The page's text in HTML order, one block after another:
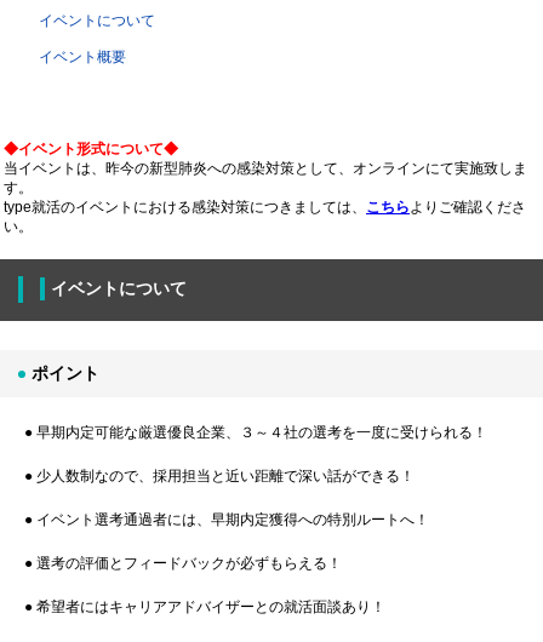
イベントについて
イベント概要
◆イベント形式について◆
当イベントは、昨今の新型肺炎への感染対策として、オンラインにて実施致しま
す。
type就活のイベントにおける感染対策につきましては、 こちらよりご確認くださ
い。
イベントについて
ポイント
● 早期内定可能な厳選優良企業、３～４社の選考を一度に受けられる！
● 少人数制なので、採用担当と近い距離で深い話ができる！
● イベント選考通過者には、早期内定獲得への特別ルートへ！
● 選考の評価とフィードバックが必ずもらえる！
● 希望者にはキャリアアドバイザーとの就活面談あり！